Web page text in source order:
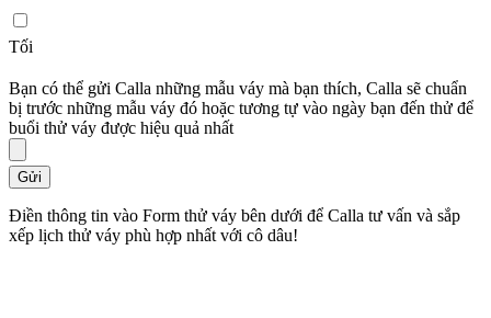
Tối
Bạn có thể gửi Calla những mẫu váy mà bạn thích, Calla sẽ chuẩn
bị trước những mẫu váy đó hoặc tương tự vào ngày bạn đến thử để
buổi thử váy được hiệu quả nhất
Gửi
Điền thông tin vào Form thử váy bên dưới để Calla tư vấn và sắp
xếp lịch thử váy phù hợp nhất với cô dâu!